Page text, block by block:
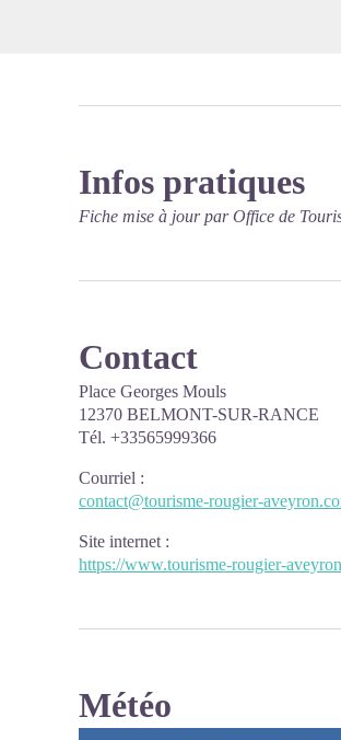
Infos pratiques
Fiche mise à jour par Office de
Contact
Place Georges Mouls
12370 BELMONT-SUR-RANCE
Tél. +33565999366
Courriel :
contact@tourisme-rougier-
Site internet :
https://www.tourisme-rougier-
Météo